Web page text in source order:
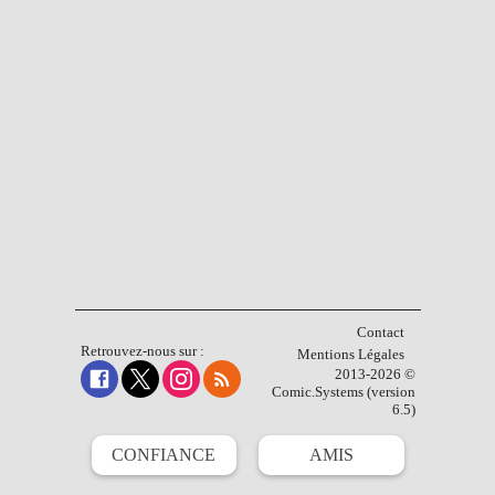
Retrouvez-nous sur :
Contact
Mentions Légales
2013-2026 ©
Comic.Systems (version
6.5)
CONFIANCE AMIS